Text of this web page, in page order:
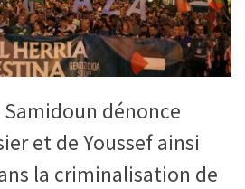
Samidoun dénonce
et de Youssef ainsi
la criminalisation de